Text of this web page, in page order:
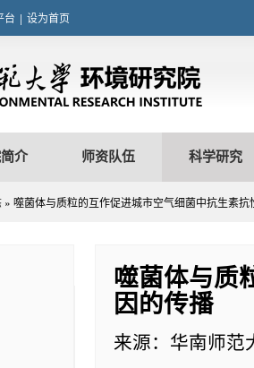
台 | 设为首页
介 师资队伍 科学研究
» 噬菌体与质粒的互作促进城市空气细菌中抗生素抗
噬菌体与质
因的传播
来源：华南师范